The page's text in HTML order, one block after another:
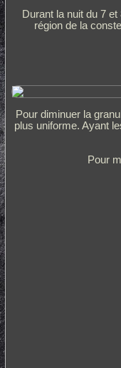
Durant la nuit du 7
région de la
Pour diminuer la
plus uniforme. Ayant
Pour